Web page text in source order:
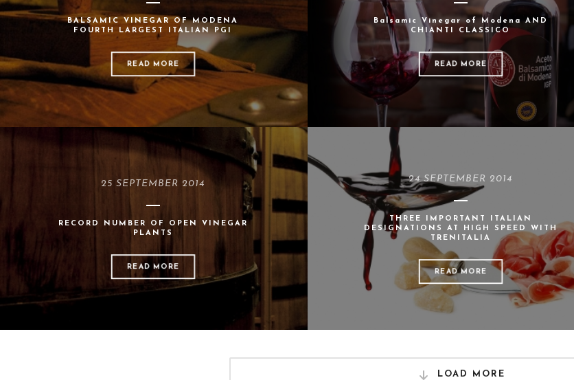
BALSAMIC VINEGAR OF MODENA
FOURTH LARGEST ITALIAN PGI
READ MORE
Balsamic Vinegar of Modena AND
CHIANTI CLASSICO
READ MORE
25 SEPTEMBER 2014
RECORD NUMBER OF OPEN VINEGAR
PLANTS
READ MORE
24 SEPTEMBER 2014
THREE IMPORTANT ITALIAN
DESIGNATIONS AT HIGH SPEED WITH
TRENITALIA
READ MORE
LOAD MORE